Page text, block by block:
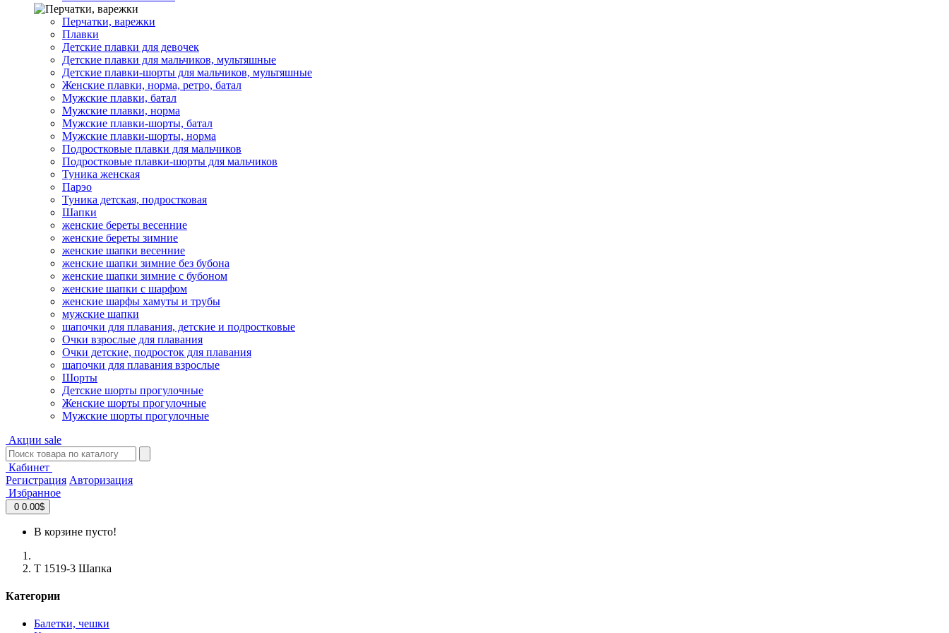
Перчатки, варежки
Плавки
Детские плавки для девочек
Детские плавки для мальчиков, мультяшные
Детские плавки-шорты для мальчиков, мультяшные
Женские плавки, норма, ретро, батал
Мужские плавки, батал
Мужские плавки, норма
Мужские плавки-шорты, батал
Мужские плавки-шорты, норма
Подростковые плавки для мальчиков
Подростковые плавки-шорты для мальчиков
Туникa женская
Парэо
Туника детская, подростковая
Шапки
женские береты весенние
женские береты зимние
женские шапки весенние
женские шапки зимние без бубона
женские шапки зимние с бубоном
женские шапки с шарфом
женские шарфы хамуты и трубы
мужские шапки
шапочки для плавания, детские и подростковые
Очки взрослые для плавания
Очки детские, подросток для плавания
шапочки для плавания взрослые
Шорты
Детские шорты прогулочные
Женские шорты прогулочные
Мужские шорты прогулочные
Акции sale
Кабинет
Регистрация Авторизация
Избранное
0 0.00$
В корзине пусто!
Т 1519-3 Шапка
Категории
Балетки, чешки